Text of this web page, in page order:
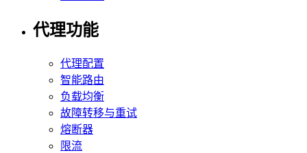
代理功能
代理配置
智能路由
负载均衡
故障转移与重试
熔断器
限流